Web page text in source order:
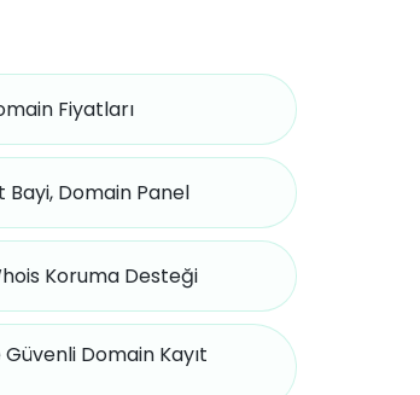
Fiyatları
Bayi, Domain Panel
Koruma Desteği
Domain Kayıt